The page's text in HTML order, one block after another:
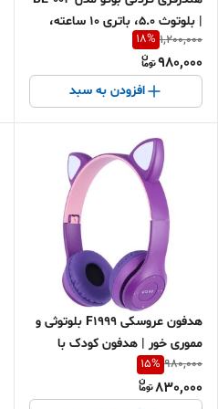
| بلوتوث 5.0، باتری 10 ساعته،
کیفیت صدای عالی | اقساطی +
ارسال سریع
1,200,000
18%
980,000
افزودن به سبد
هدفون عروسکی F1999 بلوتوثی و
مموری خور | هدفون کودک با
طراحی فانتزی و رنگ بندی متنوع
| هدیه روز دختر و روز پسر | خرید
980,000
15%
830,000